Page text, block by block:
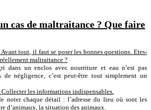
cas de maltraitance ? Que faire
Avant tout, il faut se poser les bonnes questions. Etes-
maltraitance ?
dans un enclos avec nourriture et eau n’est pas
de négligence, c’est peut-être tout simplement un
Collecter les informations indispensables.
noter chaque détail : l’adresse du lieu où sont les
d’animaux, la situation des animaux.